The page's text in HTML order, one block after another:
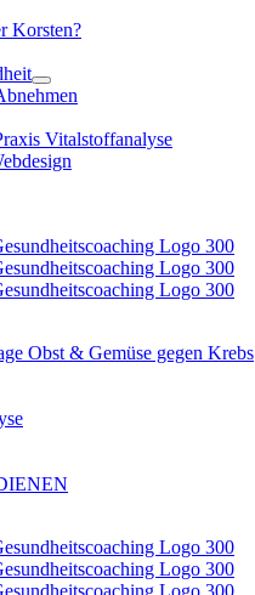
Korsten?
Vitalstoffanalyse
Obst & Gemüse gegen Krebs